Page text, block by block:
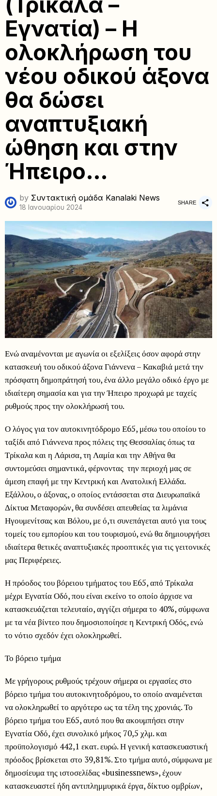
Εγνατία) – Η
ολοκλήρωση του
νέου οδικού άξονα
θα δώσει
αναπτυξιακή
ώθηση και στην
Ήπειρο…
by Συντακτική ομάδα Kanalaki News
18 Ιανουαρίου 2024
SHARE
Ενώ αναμένονται με αγωνία οι εξελίξεις όσον αφορά στην
κατασκευή του οδικού άξονα Γιάννενα – Κακαβιά μετά την
πρόσφατη δημοπράτησή του, ένα άλλο μεγάλο οδικό έργο με
ιδιαίτερη σημασία και για την Ήπειρο προχωρά με ταχείς
ρυθμούς προς την ολοκλήρωσή του.
Ο λόγος για τον αυτοκινητόδρομο Ε65, μέσω του οποίου το
ταξίδι από Γιάννενα προς πόλεις της Θεσσαλίας όπως τα
Τρίκαλα και η Λάρισα, τη Λαμία και την Αθήνα θα
συντομεύσει σημαντικά, φέρνοντας την περιοχή μας σε
άμεση επαφή με την Κεντρική και Ανατολική Ελλάδα.
Εξάλλου, ο άξονας, ο οποίος εντάσσεται στα Διευρωπαϊκά
Δίκτυα Μεταφορών, θα συνδέσει απευθείας τα λιμάνια
Ηγουμενίτσας και Βόλου, με ό,τι συνεπάγεται αυτό για τους
τομείς του εμπορίου και του τουρισμού, ενώ θα δημιουργήσει
ιδιαίτερα θετικές αναπτυξιακές προοπτικές για τις γειτονικές
μας Περιφέρειες.
Η πρόοδος του βόρειου τμήματος του Ε65, από Τρίκαλα
μέχρι Εγνατία Οδό, που είναι εκείνο το οποίο άρχισε να
κατασκευάζεται τελευταίο, αγγίζει σήμερα το 40%, σύμφωνα
με τα νέα βίντεο που δημοσιοποίησε η Κεντρική Οδός, ενώ
το νότιο σχεδόν έχει ολοκληρωθεί.
Το βόρειο τμήμα
Με γρήγορους ρυθμούς τρέχουν σήμερα οι εργασίες στο
βόρειο τμήμα του αυτοκινητοδρόμου, το οποίο αναμένεται
να ολοκληρωθεί το αργότερο ως τα τέλη της χρονιάς. Το
βόρειο τμήμα του Ε65, αυτό που θα ακουμπήσει στην
Εγνατία Οδό, έχει συνολικό μήκος 70,5 χλμ. και
προϋπολογισμό 442,1 εκατ. ευρώ. Η γενική κατασκευαστική
πρόοδος βρίσκεται στο 39,81%. Στο τμήμα αυτό, σύμφωνα με
δημοσίευμα της ιστοσελίδας «businessnews», έχουν
κατασκευαστεί ήδη αντιπλημμυρικά έργα, δίκτυο ομβρίων,